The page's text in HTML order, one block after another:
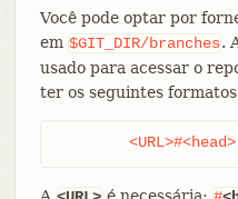
Você pode optar por
em $GIT_DIR/branches.
usado para acessar o
ter os seguintes
	<URL>#<head>
A é necessária;